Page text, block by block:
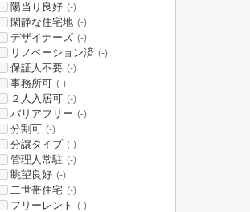
陽当り良好 (-)
閑静な住宅地 (-)
デザイナーズ (-)
リノベーション済 (-)
保証人不要 (-)
事務所可 (-)
２人入居可 (-)
バリアフリー (-)
分割可 (-)
分譲タイプ (-)
管理人常駐 (-)
眺望良好 (-)
二世帯住宅 (-)
フリーレント (-)